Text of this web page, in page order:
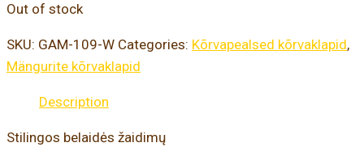
Out of stock
SKU: GAM-109-W Categories: Kõrvapealsed kõrvaklapid,
Mängurite kõrvaklapid
Description
Stilingos belaidės žaidimų